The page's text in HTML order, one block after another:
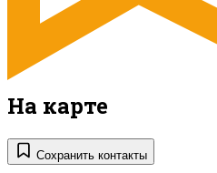
На карте
Сохранить контакты